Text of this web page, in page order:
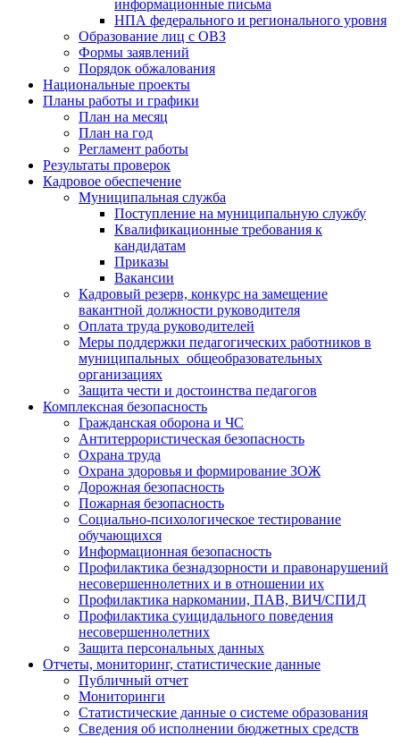
информационные письма
НПА федерального и регионального уровня
Образование лиц с ОВЗ
Формы заявлений
Порядок обжалования
Национальные проекты
Планы работы и графики
План на месяц
План на год
Регламент работы
Результаты проверок
Кадровое обеспечение
Муниципальная служба
Поступление на муниципальную службу
Квалификационные требования к
кандидатам
Приказы
Вакансии
Кадровый резерв, конкурс на замещение
вакантной должности руководителя
Оплата труда руководителей
Меры поддержки педагогических работников в
муниципальных общеобразовательных
организациях
Защита чести и достоинства педагогов
Комплексная безопасность
Гражданская оборона и ЧС
Антитеррористическая безопасность
Охрана труда
Охрана здоровья и формирование ЗОЖ
Дорожная безопасность
Пожарная безопасность
Социально-психологическое тестирование
обучающихся
Информационная безопасность
Профилактика безнадзорности и правонарушений
несовершеннолетних и в отношении их
Профилактика наркомании, ПАВ, ВИЧ/СПИД
Профилактика суицидального поведения
несовершеннолетних
Защита персональных данных
Отчеты, мониторинг, статистические данные
Публичный отчет
Мониторинги
Статистические данные о системе образования
Сведения об исполнении бюджетных средств